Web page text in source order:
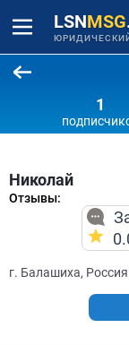
LSNMSG
1
Николай
Отзывы:
г. Балашиха, Россия